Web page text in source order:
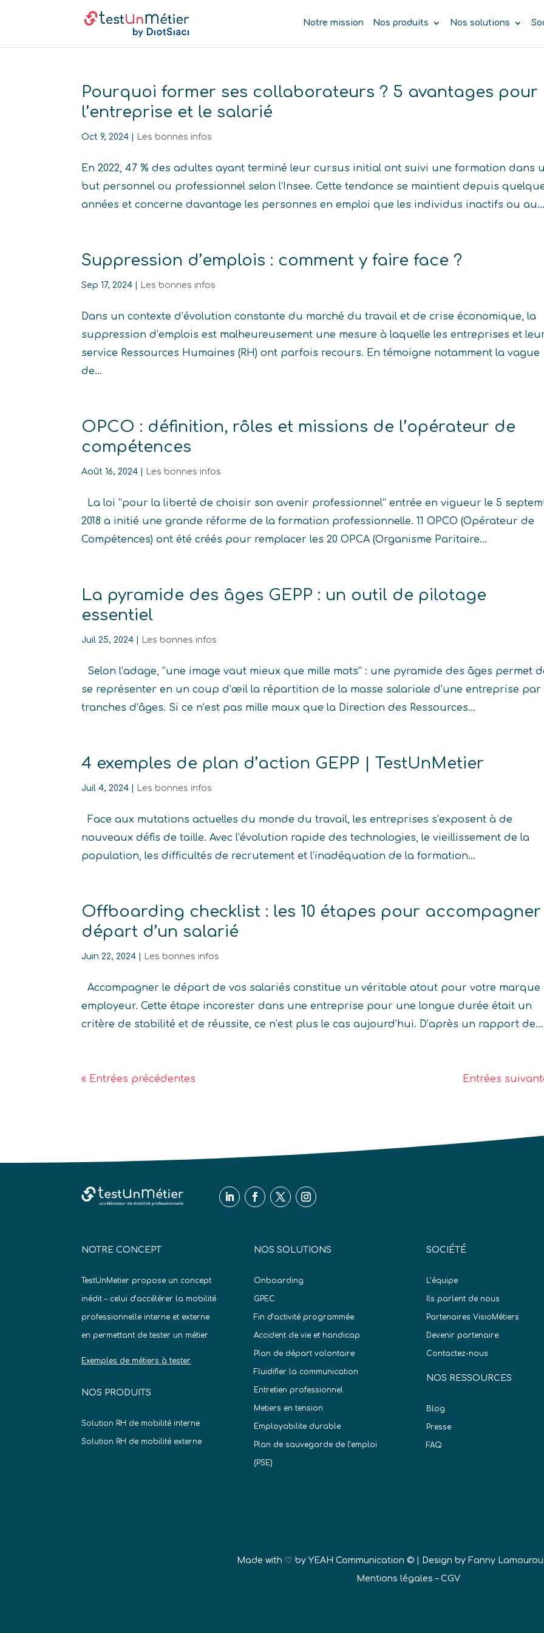
Notre mission Nos produits Nos solutions
Pourquoi former ses collaborateurs ? 5 avantages pour
l’entreprise et le salarié
Oct 9, 2024 Les bonnes infos
En 2022, 47 % des adultes ayant terminé leur cursus initial ont suivi une formation dans
but personnel ou professionnel selon l’Insee. Cette tendance se maintient depuis
années et concerne davantage les personnes en emploi que les individus inactifs ou
Suppression d’emplois : comment y faire face ?
Sep 17, 2024 Les bonnes infos
Dans un contexte d’évolution constante du marché du travail et de crise économique, la
suppression d’emplois est malheureusement une mesure à laquelle les entreprises et
service Ressources Humaines (RH) ont parfois recours. En témoigne notamment la vague
de...
OPCO : définition, rôles et missions de l’opérateur de
compétences
Août 16, 2024 Les bonnes infos
La loi “pour la liberté de choisir son avenir professionnel” entrée en vigueur le 5
2018 a initié une grande réforme de la formation professionnelle. 11 OPCO (Opérateur de
Compétences) ont été créés pour remplacer les 20 OPCA (Organisme Paritaire...
La pyramide des âges GEPP : un outil de pilotage
essentiel
Juil 25, 2024 Les bonnes infos
Selon l’adage, “une image vaut mieux que mille mots” : une pyramide des âges permet
se représenter en un coup d’œil la répartition de la masse salariale d’une entreprise par
tranches d’âges. Si ce n’est pas mille maux que la Direction des Ressources...
4 exemples de plan d’action GEPP | TestUnMetier
Juil 4, 2024 Les bonnes infos
Face aux mutations actuelles du monde du travail, les entreprises s’exposent à de
nouveaux défis de taille. Avec l’évolution rapide des technologies, le vieillissement de la
population, les difficultés de recrutement et l’inadéquation de la formation...
Offboarding checklist : les 10 étapes pour accompagner
départ d’un salarié
Juin 22, 2024 Les bonnes infos
Accompagner le départ de vos salariés constitue un véritable atout pour votre marque
employeur. Cette étape incorester dans une entreprise pour une longue durée était un
critère de stabilité et de réussite, ce n’est plus le cas aujourd’hui. D’après un rapport de...
« Entrées précédentes Entrées
NOTRE CONCEPT
TestUnMetier propose un concept
inédit – celui d’accélérer la mobilité
professionnelle interne et externe
en permettant de tester un métier.
Exemples de métiers à tester
NOS PRODUITS
Solution RH de mobilité interne
Solution RH de mobilité externe
NOS SOLUTIONS
Onboarding
GPEC
Fin d’activité programmée
Accident de vie et handicap
Plan de départ volontaire
Fluidifier la communication
Entretien professionnel
Metiers en tension
Employabilite durable
Plan de sauvegarde de l’emploi
(PSE)
SOCIÉTÉ
L’équipe
Ils parlent de nous
Partenaires VisioMétiers
Devenir partenaire
Contactez-nous
NOS RESSOURCES
Blog
Presse
FAQ
Made with ♡ by YEAH Communication ©| Design by Fanny
Mentions légales – CGV